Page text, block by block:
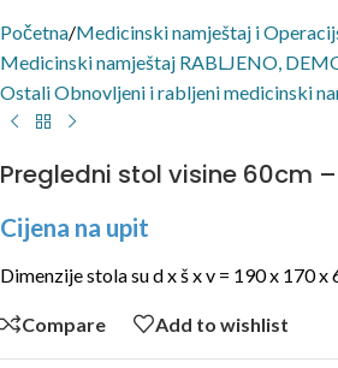
Početna/Medicinski namještaj i
Medicinski namještaj RABLJENO,
Ostali Obnovljeni i rabljeni medicinski
Pregledni stol visine 60cm
Cijena na upit
Dimenzije stola su d x š x v = 190 x 170 x
Compare Add to wishlist